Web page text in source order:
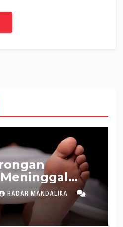
Ikan di
RADAR MANDALIKA